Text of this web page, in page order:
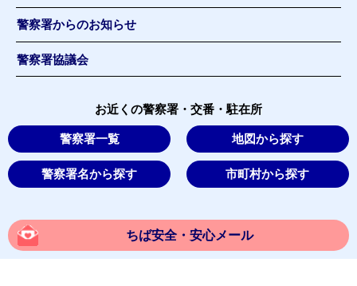
警察署からのお知らせ
警察署協議会
お近くの警察署・交番・駐在所
警察署一覧 地図から探す
警察署名から探す 市町村から探す
ちば安全・安心メール